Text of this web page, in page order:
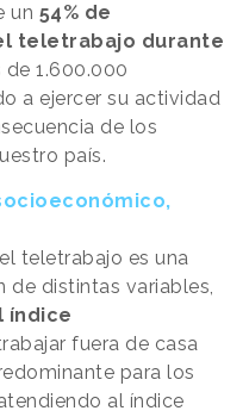
un 54% de
teletrabajo durante
1.600.000
a ejercer su actividad
de los
país.
teletrabajo es una
de distintas variables,
índice
fuera de casa
para los
al índice